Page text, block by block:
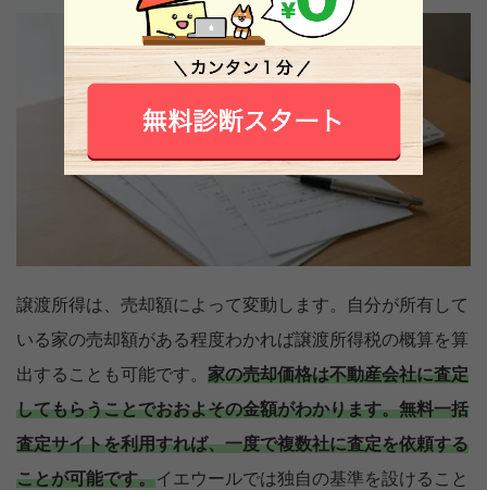
譲渡所得は、売却額によって変動します。自分が所有して
いる家の売却額がある程度わかれば譲渡所得税の概算を算
出することも可能です。 家の売却価格は不動産会社に査定
してもらうことでおおよその金額がわかります。無料一括
査定サイトを利用すれば、一度で複数社に査定を依頼する
ことが可能です。イエウールでは独自の基準を設けること